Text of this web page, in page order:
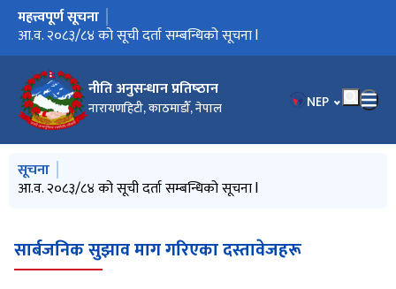
नीति अनुसन्धान प्रतिष्‍ठान
नारायणहिटी, काठमाडौँ, नेपाल भाषा चयन गर्नुहोस्
NEP
मुख्य नेभिगेसनमा जानुहोस्
महत्त्वपूर्ण सूचना
आ.व. २०८३/८४ को सूची दर्ता सम्बन्धिको सूचना l
मुख्य नेभिगेसनमा जानुहोस्
सूचना
आ.व. २०८३/८४ को सूची दर्ता सम्बन्धिको सूचना l
सार्बजनिक सुझाव माग गरिएका दस्तावेजहरू